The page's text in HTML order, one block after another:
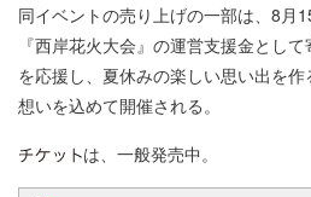
同イベントの売り上げの一部は、8月
『西岸花火大会』の運営支援金とし
を応援し、夏休みの楽しい思い出を
想いを込めて開催される。
は、一般発売中。